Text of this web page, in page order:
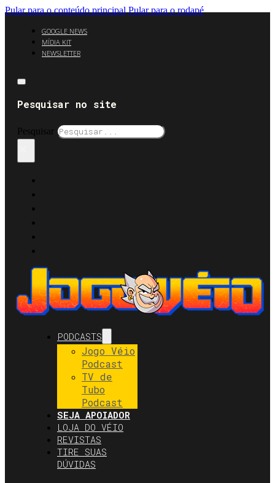
Pular para o conteúdo principal Pular para o rodapé
GOOGLE NEWS
MÍDIA KIT
NEWSLETTER
Pesquisar no site
Pesquisar
PODCASTS
Jogo Véio
Podcast
TV de
Tubo
Podcast
SEJA APOIADOR
LOJA DO VÉIO
REVISTAS
TIRE SUAS
DÚVIDAS